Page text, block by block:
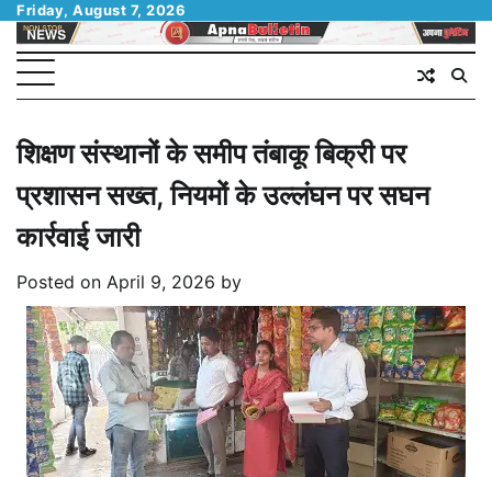
Skip
content
Friday, August 7, 2026
शिक्षण संस्थानों के समीप तंबाकू बिक्री पर
प्रशासन सख्त, नियमों के उल्लंघन पर सघन
कार्रवाई जारी
Posted on April 9, 2026 by